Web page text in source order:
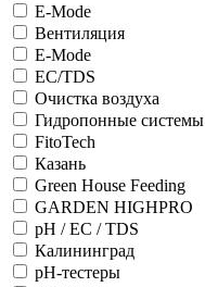
E-Mode
Вентиляция
E-Mode
ЕС/TDS
Очистка воздуха
Гидропонные системы
FitoTech
Казань
Green House Feeding
GARDEN HIGHPRO
pH / EC / TDS
Калининград
рН-тестеры